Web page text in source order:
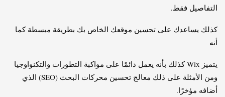
التفاصيل فقط.
كذلك يساعدك على تحسين موقعك الخاص بك بطريقة مبسطة كما
أنه
يتميز Wix كذلك بأنه يعمل دائمًا على مواكبة التطورات والتكنواوجيا
ومن الأمثلة على ذلك معالج تحسين محركات البحث (SEO) الذي
أضافه مؤخرًا.